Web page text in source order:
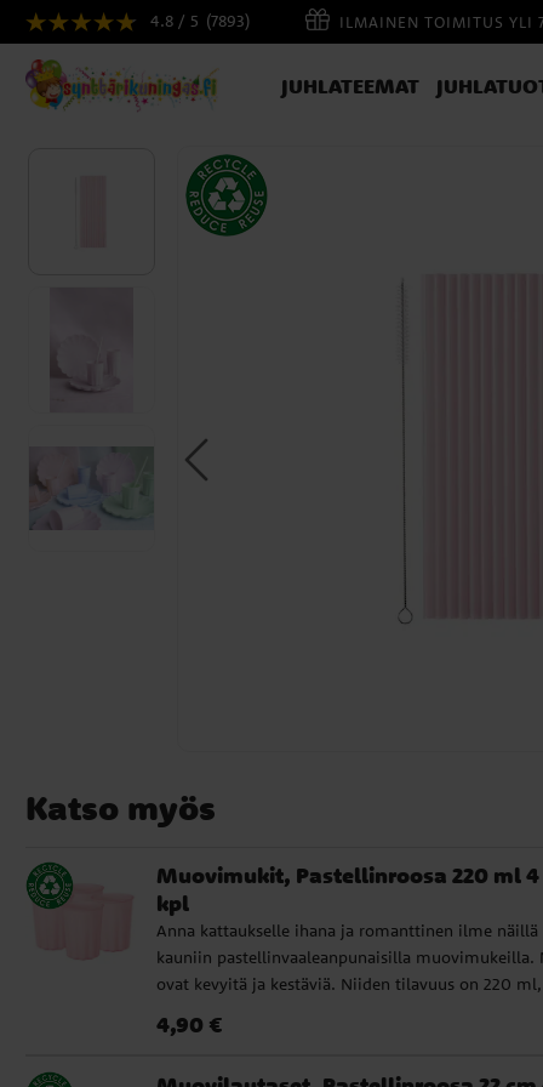
4.8 / 5 (7893) ILMAINEN TOIMITUS YLI
JUHLATEEMAT
Katso myös
Muovimukit, Pastellinroosa 220 ml 4
kpl
Anna kattaukselle ihana ja romanttinen ilme näillä
kauniin pastellinvaaleanpunaisilla muovimukeilla.
ovat kevyitä ja kestäviä. Niiden tilavuus on 220 ml,
lastenjuhlista viihtyisiin kahvihetkiin. Uurrettu
Hinta:4,90 €
4,90 €